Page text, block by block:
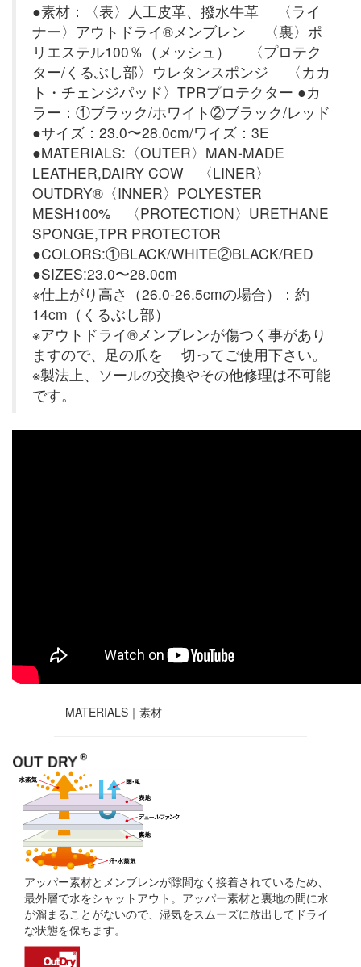
●素材：〈表〉人工皮革、撥水牛革 〈ライ
ナー〉アウトドライ®メンブレン 〈裏〉ポ
リエステル100％（メッシュ） 〈プロテク
ター/くるぶし部〉ウレタンスポンジ 〈カカ
ト・チェンジパッド〉TPRプロテクター ●カ
ラー：①ブラック/ホワイト②ブラック/レッド
●サイズ：23.0〜28.0cm/ワイズ：3E
●MATERIALS:〈OUTER〉MAN-MADE
LEATHER,DAIRY COW 〈LINER〉
OUTDRY®〈INNER〉POLYESTER
MESH100% 〈PROTECTION〉URETHANE
SPONGE,TPR PROTECTOR
●COLORS:①BLACK/WHITE②BLACK/RED
●SIZES:23.0〜28.0cm
※仕上がり高さ（26.0-26.5cmの場合）：約
14cm（くるぶし部）
※アウトドライ®メンブレンが傷つく事があり
ますので、足の爪を 切ってご使用下さい。
※製法上、ソールの交換やその他修理は不可能
です。
MATERIALS｜素材
アッパー素材とメンブレンが隙間なく接着されているため、
最外層で水をシャットアウト。アッパー素材と裏地の間に水
が溜まることがないので、湿気をスムーズに放出してドライ
な状態を保ちます。